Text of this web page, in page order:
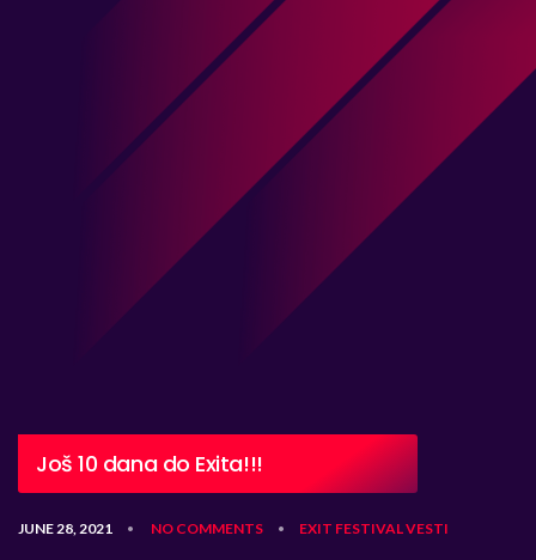
Još 10 dana do Exita!!!
JUNE 28, 2021 • NO COMMENTS • EXIT FESTIVALVESTI